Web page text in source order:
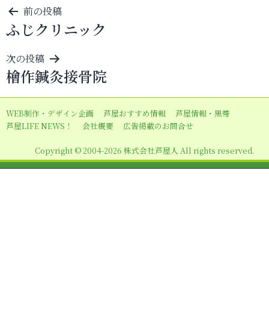
投
稿
ナ
ビ
ゲ
ー
シ
ン
前の投稿
ふじクリニック
次の投稿
檜作鍼灸接骨院
WEB制作・デザイン企画 芦屋おすすめ情報
芦屋情報・黒帯
芦屋LIFE NEWS！
会社概要 広告掲載のお問合せ
Copyright © 2004-2026 株式会社芦屋人 All rights reserved.